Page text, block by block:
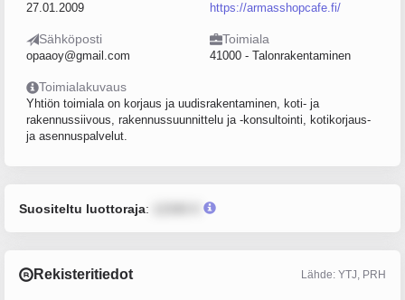
27.01.2009 https://armasshopcafe.fi/
Sähköposti
opaaoy@gmail.com
Toimiala
41000 - Talonrakentaminen
Toimialakuvaus
Yhtiön toimiala on korjaus ja uudisrakentaminen, koti- ja
rakennussiivous, rakennussuunnittelu ja -konsultointi, kotikorjaus-
ja asennuspalvelut.
Suositeltu luottoraja:
Rekisteritiedot Lähde: YTJ, PRH